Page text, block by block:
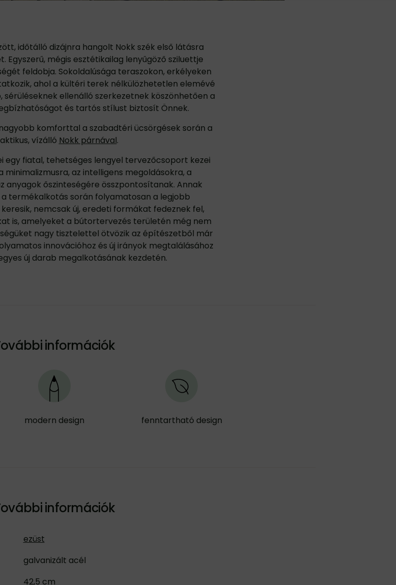
időtálló dizájnra hangolt Nokk szék első látásra
Egyszerű, mégis esztétikailag lenyűgöző sziluettje
feldobja. Sokoldalúsága teraszokon, erkélyeken
ahol a kültéri terek nélkülözhetetlen elemévé
sérüléseknek ellenálló szerkezetnek köszönhetően a
és tartós stílust biztosít Önnek.
komforttal a szabadtéri ücsörgések során a
vízálló Nokk párnával.
egy fiatal, tehetséges lengyel tervezőcsoport kezei
minimalizmusra, az intelligens megoldásokra, a
anyagok őszinteségére összpontosítanak. Annak
termékalkotás során folyamatosan a legjobb
nemcsak új, eredeti formákat fedeznek fel,
is, amelyeket a bútortervezés területén még nem
nagy tisztelettel ötvözik az építészetből már
innovációhoz és új irányok megtalálásához
új darab megalkotásának kezdetén.
információk
modern design fenntartható design
információk
ezüst
galvanizált acél
42,5 cm